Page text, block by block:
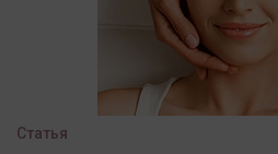
Статья